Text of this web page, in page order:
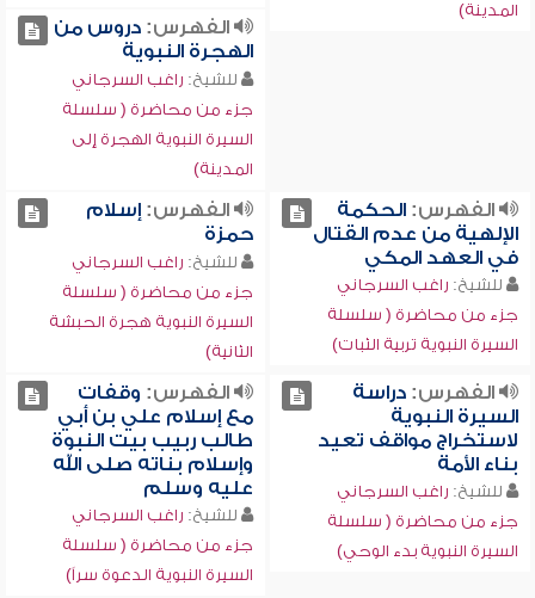
المدينة)
الفهرس:دروس من
الهجرة النبوية
للشيخ: راغب السرجاني
جزء من محاضرة ( سلسلة
السيرة النبوية الهجرة إلى
المدينة)
الفهرس:الحكمة
الإلهية من عدم القتال
في العهد المكي
للشيخ: راغب السرجاني
جزء من محاضرة ( سلسلة
السيرة النبوية تربية الثبات)
الفهرس:إسلام
حمزة
للشيخ: راغب السرجاني
جزء من محاضرة ( سلسلة
السيرة النبوية هجرة الحبشة
الثانية)
الفهرس:دراسة
السيرة النبوية
لاستخراج مواقف تعيد
بناء الأمة
للشيخ: راغب السرجاني
جزء من محاضرة ( سلسلة
السيرة النبوية بدء الوحي)
الفهرس: وقفات
مع إسلام علي بن أبي
طالب ربيب بيت النبوة
وإسلام بناته صلى الله
عليه وسلم
للشيخ: راغب السرجاني
جزء من محاضرة ( سلسلة
السيرة النبوية الدعوة سراً)